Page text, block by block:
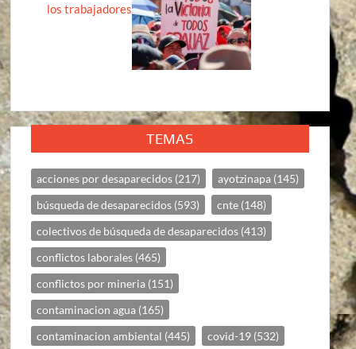
los trabajadores
TEMAS
acciones por desaparecidos (217) ayotzinapa (145)
búsqueda de desaparecidos (593) cnte (148)
colectivos de búsqueda de desaparecidos (413)
conflictos laborales (465)
conflictos por mineria (151)
contaminacion agua (165)
contaminacion ambiental (445) covid-19 (532)